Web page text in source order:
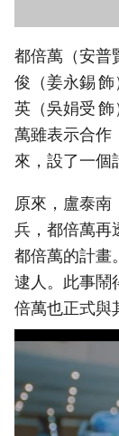
都倍萬（安普
俊（姜永錫
英（吳娟受
萬雖表示合作
來，設了一個
原來，盧泰南
兵，都倍萬再
都倍萬的計畫
逮人。此事鬧
倍萬也正式與